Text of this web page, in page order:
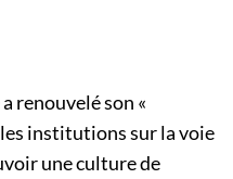
renouvelé son «
institutions sur la voie
une culture de